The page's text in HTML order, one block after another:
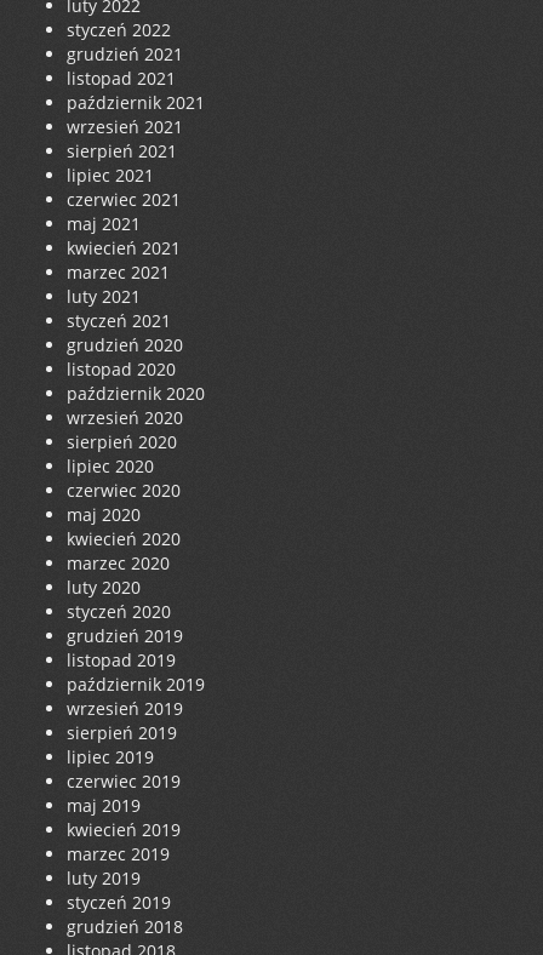
luty 2022
styczeń 2022
grudzień 2021
listopad 2021
październik 2021
wrzesień 2021
sierpień 2021
lipiec 2021
czerwiec 2021
maj 2021
kwiecień 2021
marzec 2021
luty 2021
styczeń 2021
grudzień 2020
listopad 2020
październik 2020
wrzesień 2020
sierpień 2020
lipiec 2020
czerwiec 2020
maj 2020
kwiecień 2020
marzec 2020
luty 2020
styczeń 2020
grudzień 2019
listopad 2019
październik 2019
wrzesień 2019
sierpień 2019
lipiec 2019
czerwiec 2019
maj 2019
kwiecień 2019
marzec 2019
luty 2019
styczeń 2019
grudzień 2018